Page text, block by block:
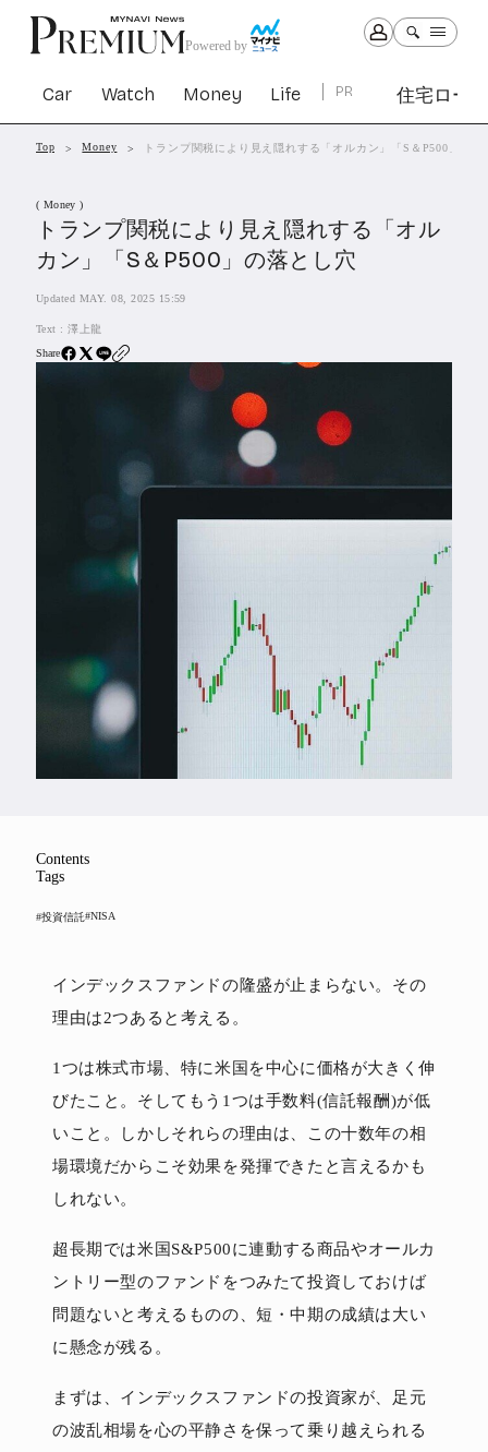
Powered by
Car Watch Money Life PR 住宅ロー
Car1301 Watch Money Life
住宅ローン
SBIネオトレード証券
Feature
Series
Top Money トランプ関税により見え隠れする「オルカン」「S＆P500」の落
( Money )
トランプ関税により見え隠れする「オル
カン」「S＆P500」の落とし穴
Updated MAY. 08, 2025 15:59
Text :澤上龍
Share
Contents
Tags
#投資信託#NISA
インデックスファンドの隆盛が止まらない。その
理由は2つあると考える。
1つは株式市場、特に米国を中心に価格が大きく伸
びたこと。そしてもう1つは手数料(信託報酬)が低
いこと。しかしそれらの理由は、この十数年の相
場環境だからこそ効果を発揮できたと言えるかも
しれない。
超長期では米国S&P500に連動する商品やオールカ
ントリー型のファンドをつみたて投資しておけば
問題ないと考えるものの、短・中期の成績は大い
に懸念が残る。
まずは、インデックスファンドの投資家が、足元
の波乱相場を心の平静さを保って乗り越えられる